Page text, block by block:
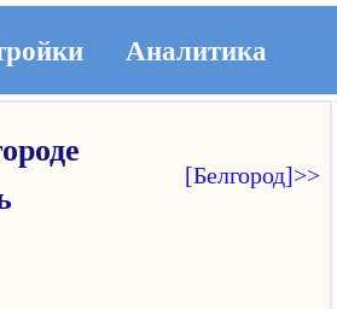
Аналитика
[Белгород]>>